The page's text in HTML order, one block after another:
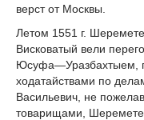
верст от Москвы.
Летом 1551 г.
Висковатый вели
Юсуфа—Уразбахтыем,
ходатайствами по
Васильевич, не
товарищами,